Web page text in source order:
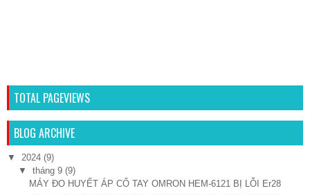
TOTAL PAGEVIEWS
BLOG ARCHIVE
▼ 2024 (9)
▼
tháng 9 (9)
MÁY ĐO HUYẾT ÁP CỔ TAY OMRON HEM-6121 BỊ LỖI Er28